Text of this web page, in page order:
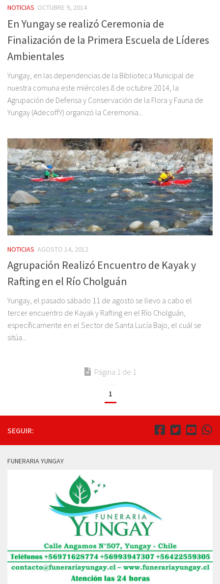
NOTICIAS OCTUBRE 9, 2014
En Yungay se realizó Ceremonia de
Finalización de la Primera Escuela de Líderes
Ambientales
Yungay, en las dependencias de la Biblioteca Municipal de
nuestra comuna este miércoles 8 de octubre 2014, la
Agrupación de Defensa y Conservación de la Flora y Fauna de
Yungay (AdecoffY) organizó la Ceremonia...
NOTICIAS AGOSTO 14, 2012
Agrupación Realizó Encuentro de Kayak y
Rafting en el Río Cholguán
Yungay, el pasado sábado 11 de agosto se llevo a cabo el
tercer encuentro de Kayak y Rafting en el Río Cholguán,
específicamente en el Sector de Santa Lucía Bajo, el cuál se
sitúa...
Página 1 de 1
1
SEGUIR:
FUNERARIA YUNGAY